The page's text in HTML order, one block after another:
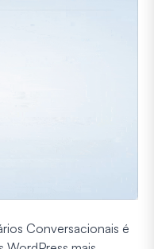
Conversacionais é